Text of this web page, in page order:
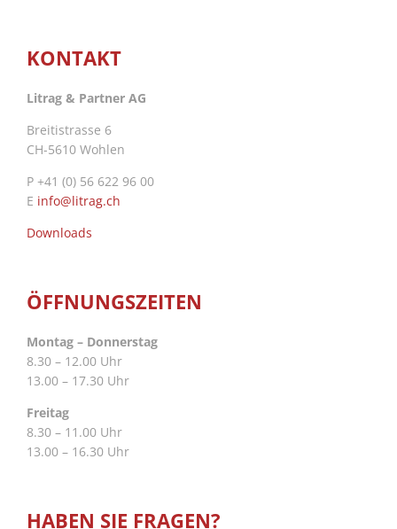
KONTAKT
Litrag & Partner AG
Breitistrasse 6
CH-5610 Wohlen
P +41 (0) 56 622 96 00
E info@litrag.ch
Downloads
ÖFFNUNGSZEITEN
Montag – Donnerstag
8.30 – 12.00 Uhr
13.00 – 17.30 Uhr
Freitag
8.30 – 11.00 Uhr
13.00 – 16.30 Uhr
HABEN SIE FRAGEN?